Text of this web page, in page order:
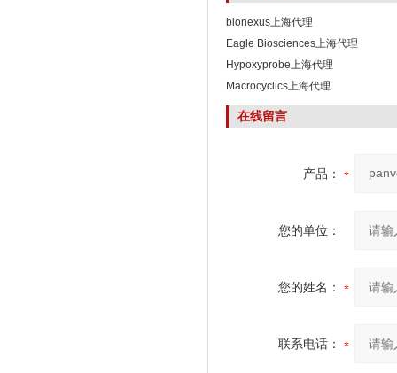
bionexus上海代理
Eagle Biosciences上海代理
Hypoxyprobe上海代理
Macrocyclics上海代理
在线留言
产品：
您的单位：
您的姓名：
联系电话：